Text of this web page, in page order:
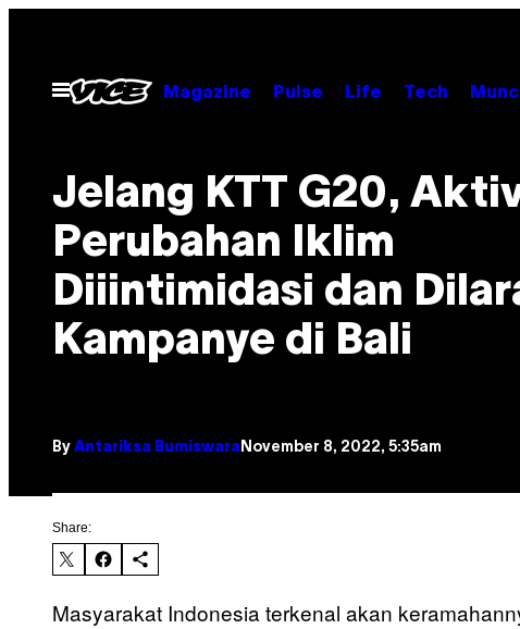
contentOpen
Menu
Magazine Pulse Life Tech
Jelang KTT G20,
Perubahan Iklim
Diiintimidasi dan
Kampanye di Bali
By Antariksa Bumiswara November 8, 2022, 5:35am
Share:
Masyarakat Indonesia terkenal akan